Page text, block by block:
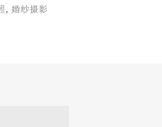
, 婚纱摄影